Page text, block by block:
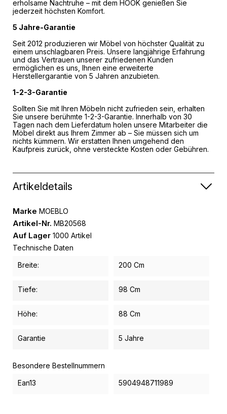
erholsame Nachtruhe – mit dem HOOK genießen Sie
jederzeit höchsten Komfort.
5 Jahre-Garantie
Seit 2012 produzieren wir Möbel von höchster Qualität zu
einem unschlagbaren Preis. Unsere langjährige Erfahrung
und das Vertrauen unserer zufriedenen Kunden
ermöglichen es uns, Ihnen eine erweiterte
Herstellergarantie von 5 Jahren anzubieten.
1-2-3-Garantie
Sollten Sie mit Ihren Möbeln nicht zufrieden sein, erhalten
Sie unsere berühmte 1-2-3-Garantie. Innerhalb von 30
Tagen nach dem Lieferdatum holen unsere Mitarbeiter die
Möbel direkt aus Ihrem Zimmer ab – Sie müssen sich um
nichts kümmern. Wir erstatten Ihnen umgehend den
Kaufpreis zurück, ohne versteckte Kosten oder Gebühren.
Artikeldetails
Marke MOEBLO
Artikel-Nr. MB20568
Auf Lager 1000 Artikel
Technische Daten
Breite:
200 Cm
Tiefe: 98 Cm
Höhe: 88 Cm
Garantie 5 Jahre
Besondere Bestellnummern
Ean13
5904948711989